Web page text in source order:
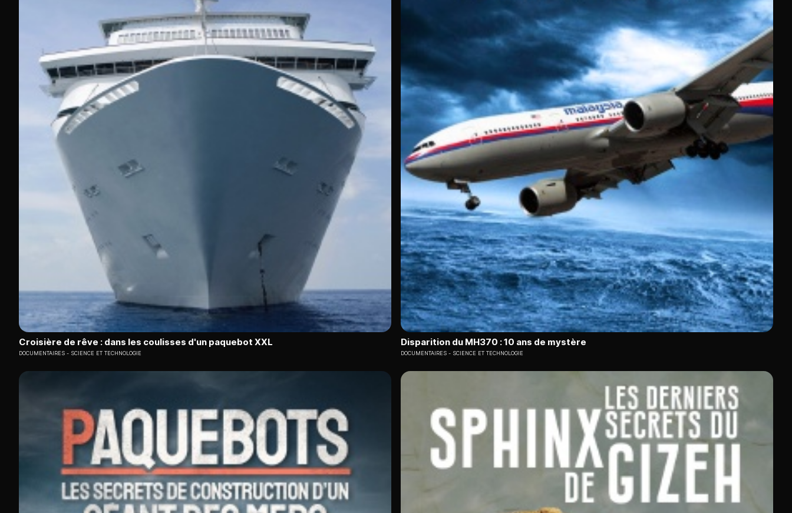
Croisière de rêve : dans les coulisses d'un paquebot XXL
DOCUMENTAIRES SCIENCE ET TECHNOLOGIE
Disparition du MH370 : 10 ans de mystère
DOCUMENTAIRES SCIENCE ET TECHNOLOGIE